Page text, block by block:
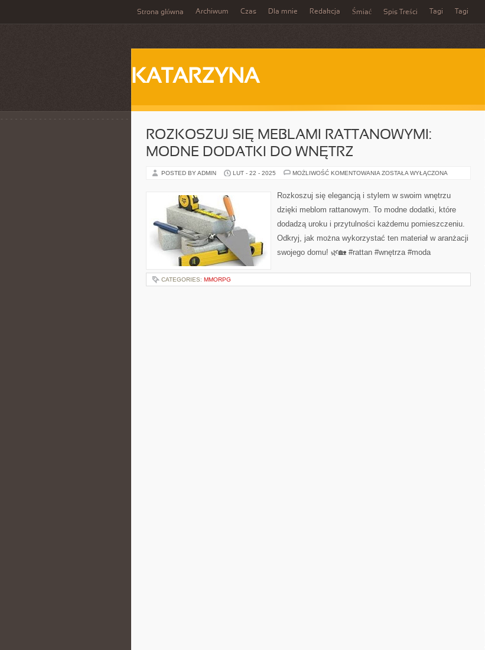
Strona główna Archiwum Czas Dla mnie Redakcja Śmiać Spis Treści Tagi Tagi
KATARZYNA
ROZKOSZUJ SIĘ MEBLAMI RATTANOWYMI:
MODNE DODATKI DO WNĘTRZ
POSTED BY ADMIN LUT - 22 - 2025 MOŻLIWOŚĆ KOMENTOWANIA ROZKOSZUJ
RATTANOWYMI:
MODNE
DO
ZOSTAŁA WYŁĄCZONA
Rozkoszuj się elegancją i stylem w swoim wnętrzu
dzięki meblom rattanowym. To modne dodatki, które
dodadzą uroku i przytulności każdemu pomieszczeniu.
Odkryj, jak można wykorzystać ten materiał w aranżacji
swojego domu! 🌿🏡 #rattan #wnętrza #moda
CATEGORIES: MMORPG